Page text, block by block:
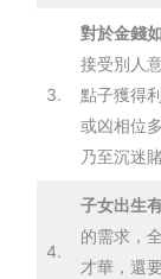
3.
對於金錢
接受別人
點子獲得
或凶相位
乃至沉迷
4.
子女出生
的需求，
才華，還